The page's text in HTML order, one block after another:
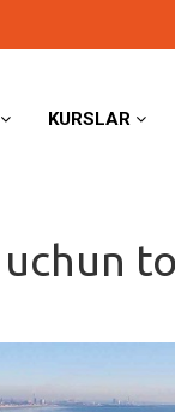
KURSLAR